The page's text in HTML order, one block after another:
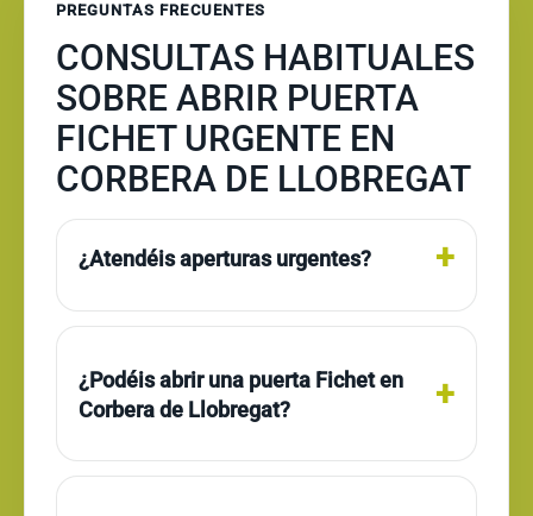
PREGUNTAS FRECUENTES
CONSULTAS HABITUALES
SOBRE ABRIR PUERTA
FICHET URGENTE EN
CORBERA DE LLOBREGAT
¿Atendéis aperturas urgentes?
¿Podéis abrir una puerta Fichet en
Corbera de Llobregat?